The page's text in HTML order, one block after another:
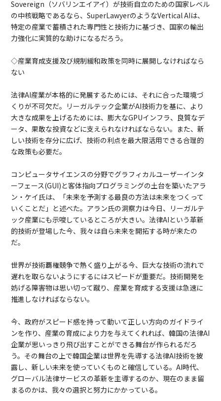
Sovereign（ソバリンエイアイ）が技術自立のための国家レベル
の中核戦略であるなら、SuperLawyerのようなVertical AIは、
特定の産業で蓄積された専門性と技術力に基づき、国家の輸出
力強化に実質的な助けになるだろう。
◇産業育成支援及び規制緩和政策を同時に展開しなければなら
ない
法律AI産業が本格的に発展するためには、それに合った環境づ
くりが不可欠だ。リーガルテック企業がAI技術力を基に、より
大きな成果を上げるためには、膨大なGPUインフラ、良質なデ
ータ、果敢な投資などに支えられなければならない。また、新
しい技術を存分に広げ、技術の利点を最大限活用できる合理的
な政策も必要だ。
コンピュータサイエンスの分野でグラフィカルユーザーインタ
ーフェース(GUI)と客体指向プログラミングの土台を築いたアラ
ン・ケイ氏は、「未来を予測する最良の方法は未来をつくって
いくことだ」と述べた。アラン氏の洞察力は今日、リーガルテ
ック産業にも示唆しているところが大きい。法律AIという革新
的技術が登場した今、我々は自ら未来を開拓する時が来たの
だ。
世界が技術覇権競争で熱く盛り上がる今、巨大な技術の流れで
遅れを取らないようにするにはスピードが重要だ。技術開発を
妨げる障害物は思い切って蹴り、産業を育成する支援は急速に
推進しなければならない。
今、政府がスピード感を持って動いて正しい方向のガイドライ
ンを作り、産業の育成により力を与えてくれれば、韓国の法律AI
企業が思いっきり飛び出すことができる舞台が作られるだろ
う。その舞台の上で韓国企業は世界を先導する法律AI技術を披
露し、新しい未来を使っていくものと確信している。AI時代、
グローバル法律サービスの革新を主導するのか、現在のまま留
まるのかは、我々の選択と努力にかかっている。